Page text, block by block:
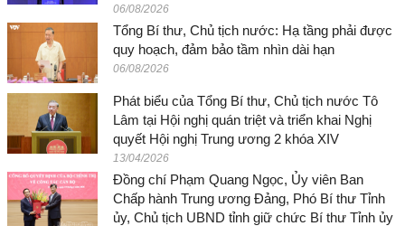
06/08/2026
Tổng Bí thư, Chủ tịch nước: Hạ tầng phải được
quy hoạch, đảm bảo tầm nhìn dài hạn
06/08/2026
Phát biểu của Tổng Bí thư, Chủ tịch nước Tô
Lâm tại Hội nghị quán triệt và triển khai Nghị
quyết Hội nghị Trung ương 2 khóa XIV
13/04/2026
Đồng chí Phạm Quang Ngọc, Ủy viên Ban
Chấp hành Trung ương Đảng, Phó Bí thư Tỉnh
ủy, Chủ tịch UBND tỉnh giữ chức Bí thư Tỉnh ủy